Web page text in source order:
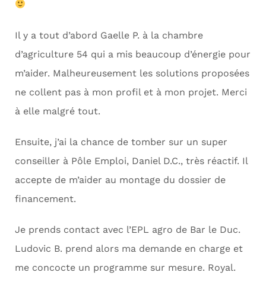
Il y a tout d’abord Gaelle P. à la chambre
d’agriculture 54 qui a mis beaucoup d’énergie pour
m’aider. Malheureusement les solutions proposées
ne collent pas à mon profil et à mon projet. Merci
à elle malgré tout.
Ensuite, j’ai la chance de tomber sur un super
conseiller à Pôle Emploi, Daniel D.C., très réactif. Il
accepte de m’aider au montage du dossier de
financement.
Je prends contact avec l’EPL agro de Bar le Duc.
Ludovic B. prend alors ma demande en charge et
me concocte un programme sur mesure. Royal.